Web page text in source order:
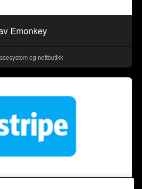
Emonkey
og nettbutikk